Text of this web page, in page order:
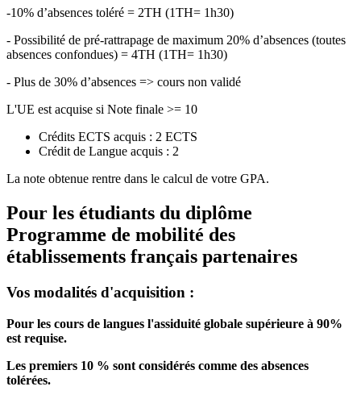
-10% d’absences toléré = 2TH (1TH= 1h30)
- Possibilité de pré-rattrapage de maximum 20% d’absences (toutes
absences confondues) = 4TH (1TH= 1h30)
- Plus de 30% d’absences => cours non validé
L'UE est acquise si Note finale >= 10
Crédits ECTS acquis : 2 ECTS
Crédit de Langue acquis : 2
La note obtenue rentre dans le calcul de votre GPA.
Pour les étudiants du diplôme
Programme de mobilité des
établissements français partenaires
Vos modalités d'acquisition :
Pour les cours de langues l'assiduité globale supérieure à 90%
est requise.
Les premiers 10 % sont considérés comme des absences
tolérées.